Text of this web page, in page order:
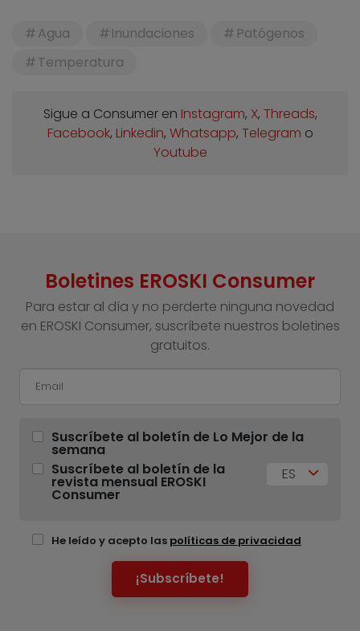
Agua Inundaciones
Patógenos
Temperatura
Sigue a Consumer en Instagram, X, Threads,
Facebook, Linkedin, Whatsapp, Telegram o
Youtube
Boletines EROSKI Consumer
Para estar al día y no perderte ninguna novedad
en EROSKI Consumer, suscríbete nuestros boletines
gratuitos.
Suscríbete al boletín de Lo Mejor de la
semana
Suscríbete al boletín de la
revista mensual EROSKI
Consumer
ES
He leído y acepto las políticas de privacidad
¡Subscríbete!